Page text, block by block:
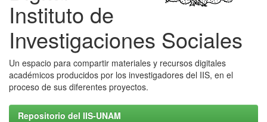
Instituto de
Investigaciones Sociales
Un espacio para compartir materiales y recursos digitales
académicos producidos por los investigadores del IIS, en el
proceso de sus diferentes proyectos.
Repositorio del IIS-UNAM